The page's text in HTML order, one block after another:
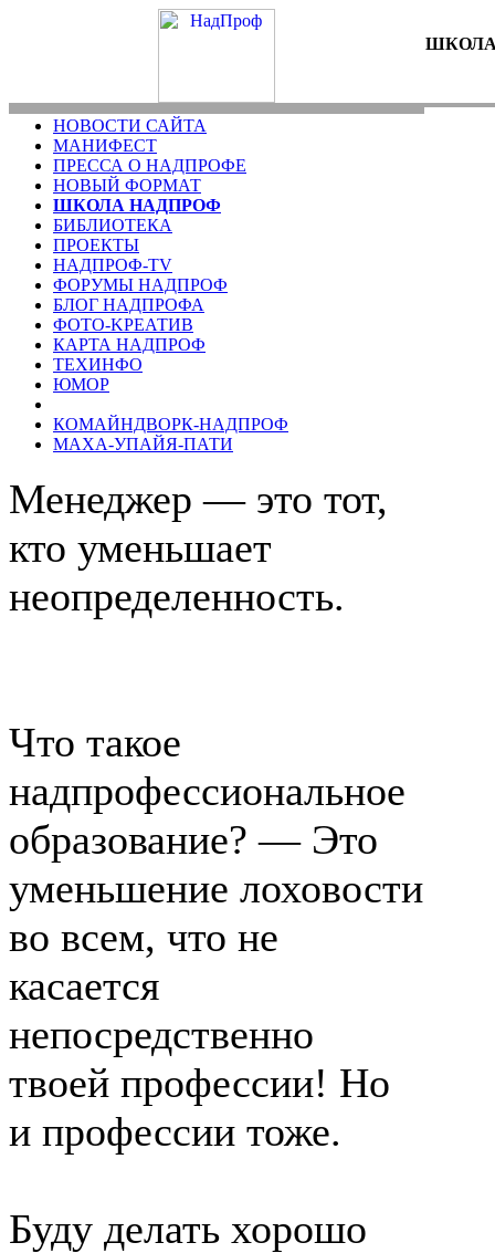
НОВОСТИ САЙТА
МАНИФЕСТ
ПРЕССА О НАДПРОФЕ
НОВЫЙ ФОРМАТ
ШКОЛА НАДПРОФ
БИБЛИОТЕКА
ПРОЕКТЫ
НАДПРОФ-TV
ФОРУМЫ НАДПРОФ
БЛОГ НАДПРОФА
ФОТО-KРЕАТИВ
КАРТА НАДПРОФ
ТЕХИНФО
ЮМОР
КОМАЙНДВОРК-НАДПРОФ
МАХА-УПАЙЯ-ПАТИ
Менеджер — это тот,
кто уменьшает
неопределенность.
Что такое
надпрофессиональное
образование? — Это
уменьшение лоховости
во всем, что не
касается
непосредственно
твоей профессии! Но
и профессии тоже.
Буду делать хорошо